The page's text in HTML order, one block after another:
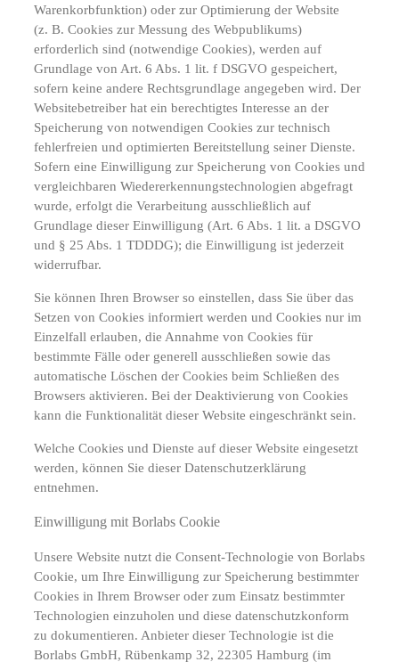
Warenkorbfunktion) oder zur Optimierung der Website
(z. B. Cookies zur Messung des Webpublikums)
erforderlich sind (notwendige Cookies), werden auf
Grundlage von Art. 6 Abs. 1 lit. f DSGVO gespeichert,
sofern keine andere Rechtsgrundlage angegeben wird. Der
Websitebetreiber hat ein berechtigtes Interesse an der
Speicherung von notwendigen Cookies zur technisch
fehlerfreien und optimierten Bereitstellung seiner Dienste.
Sofern eine Einwilligung zur Speicherung von Cookies und
vergleichbaren Wiedererkennungstechnologien abgefragt
wurde, erfolgt die Verarbeitung ausschließlich auf
Grundlage dieser Einwilligung (Art. 6 Abs. 1 lit. a DSGVO
und § 25 Abs. 1 TDDDG); die Einwilligung ist jederzeit
widerrufbar.
Sie können Ihren Browser so einstellen, dass Sie über das
Setzen von Cookies informiert werden und Cookies nur im
Einzelfall erlauben, die Annahme von Cookies für
bestimmte Fälle oder generell ausschließen sowie das
automatische Löschen der Cookies beim Schließen des
Browsers aktivieren. Bei der Deaktivierung von Cookies
kann die Funktionalität dieser Website eingeschränkt sein.
Welche Cookies und Dienste auf dieser Website eingesetzt
werden, können Sie dieser Datenschutzerklärung
entnehmen.
Einwilligung mit Borlabs Cookie
Unsere Website nutzt die Consent-Technologie von Borlabs
Cookie, um Ihre Einwilligung zur Speicherung bestimmter
Cookies in Ihrem Browser oder zum Einsatz bestimmter
Technologien einzuholen und diese datenschutzkonform
zu dokumentieren. Anbieter dieser Technologie ist die
Borlabs GmbH, Rübenkamp 32, 22305 Hamburg (im